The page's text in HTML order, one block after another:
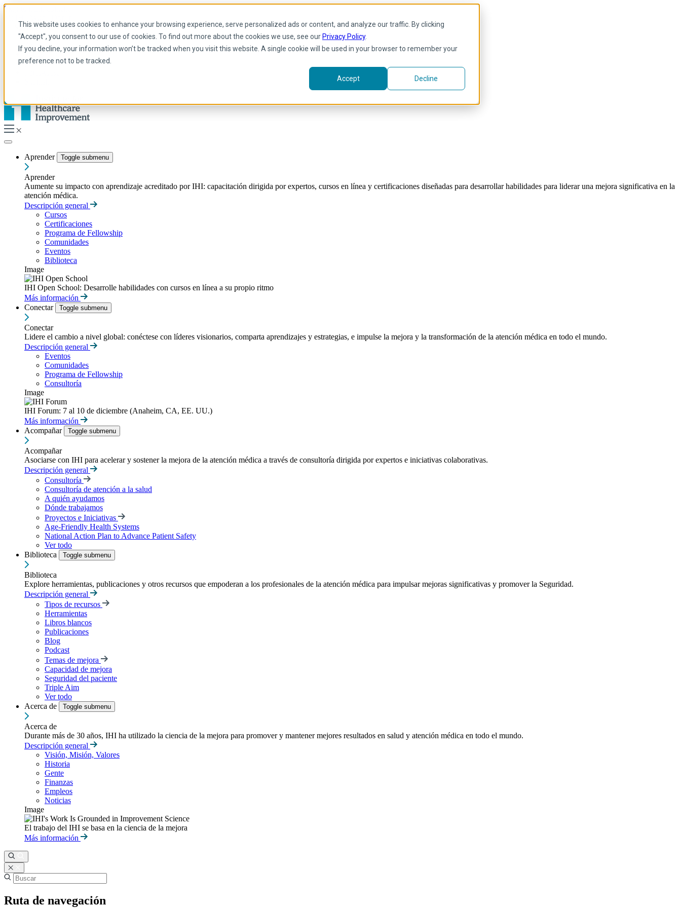
This website uses cookies to enhance your browsing experience, serve personalized ads or content, and analyze our traffic. By clicking
"Accept", you consent to our use of cookies. To find out more about the cookies we use, see our Privacy Policy.
If you decline, your information won’t be tracked when you visit this website. A single cookie will be used in your browser to remember your
preference not to be tracked.
Accept Decline
Skip to main content
Spanish
Arabic
Inglés
Francés
Aprender Toggle submenu
Aprender
Aumente su impacto con aprendizaje acreditado por IHI: capacitación dirigida por expertos, cursos en línea y certificaciones diseñadas para desarrollar habilidades para liderar una mejora significativa en la
atención médica.
Descripción general
Cursos
Certificaciones
Programa de Fellowship
Comunidades
Eventos
Biblioteca
Image
IHI Open School: Desarrolle habilidades con cursos en línea a su propio ritmo
Más información
Conectar
Toggle submenu
Conectar
Lidere el cambio a nivel global: conéctese con líderes visionarios, comparta aprendizajes y estrategias, e impulse la mejora y la transformación de la atención médica en todo el mundo.
Descripción general
Eventos
Comunidades
Programa de Fellowship
Consultoría
Image
IHI Forum: 7 al 10 de diciembre (Anaheim, CA, EE. UU.)
Más información
Acompañar
Toggle submenu
Acompañar
Asociarse con IHI para acelerar y sostener la mejora de la atención médica a través de consultoría dirigida por expertos e iniciativas colaborativas.
Descripción general
Consultoría
Consultoría de atención a la salud
A quién ayudamos
Dónde trabajamos
Proyectos e Iniciativas
Age-Friendly Health Systems
National Action Plan to Advance Patient Safety
Ver todo
Biblioteca
Toggle submenu
Biblioteca
Explore herramientas, publicaciones y otros recursos que empoderan a los profesionales de la atención médica para impulsar mejoras significativas y promover la Seguridad.
Descripción general
Tipos de recursos
Herramientas
Libros blancos
Publicaciones
Blog
Podcast
Temas de mejora
Capacidad de mejora
Seguridad del paciente
Triple Aim
Ver todo
Acerca de
Toggle submenu
Acerca de
Durante más de 30 años, IHI ha utilizado la ciencia de la mejora para promover y mantener mejores resultados en salud y atención médica en todo el mundo.
Descripción general
Visión, Misión, Valores
Historia
Gente
Finanzas
Empleos
Noticias
Image
El trabajo del IHI se basa en la ciencia de la mejora
Más información
Ruta de navegación